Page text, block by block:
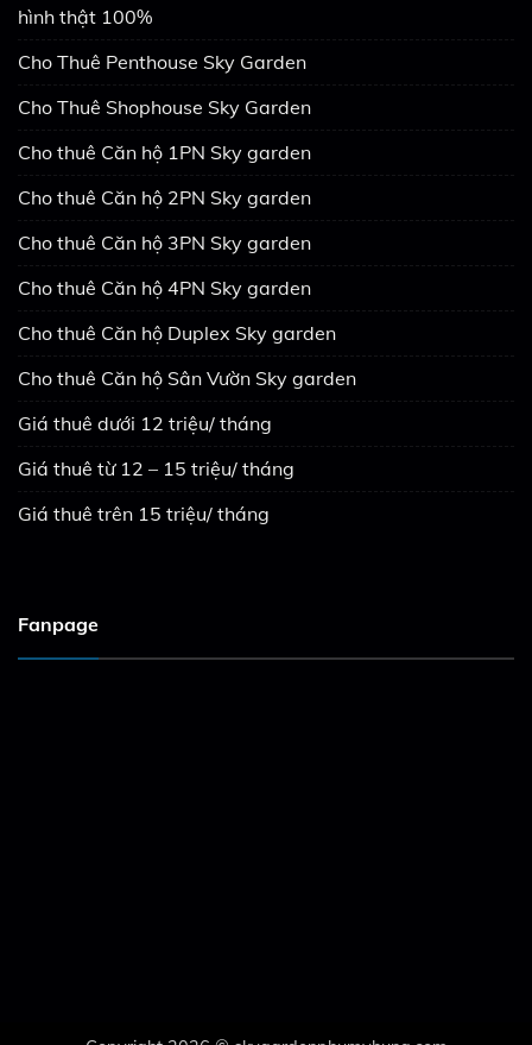
hình thật 100%
Cho Thuê Penthouse Sky Garden
Cho Thuê Shophouse Sky Garden
Cho thuê Căn hộ 1PN Sky garden
Cho thuê Căn hộ 2PN Sky garden
Cho thuê Căn hộ 3PN Sky garden
Cho thuê Căn hộ 4PN Sky garden
Cho thuê Căn hộ Duplex Sky garden
Cho thuê Căn hộ Sân Vườn Sky garden
Giá thuê dưới 12 triệu/ tháng
Giá thuê từ 12 – 15 triệu/ tháng
Giá thuê trên 15 triệu/ tháng
Fanpage